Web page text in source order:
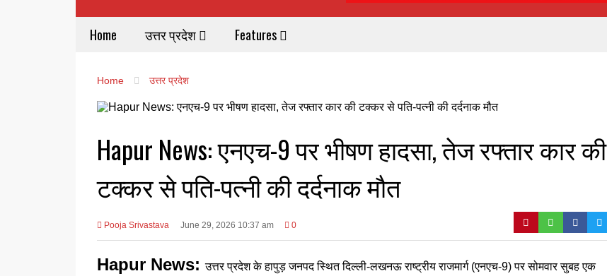
Home उत्तर प्रदेश Features
Home उत्तर प्रदेश
Hapur News: एनएच-9 पर भीषण हादसा, तेज रफ्तार कार की
टक्कर से पति-पत्नी की दर्दनाक मौत
Pooja Srivastava June 29, 2026 10:37 am 0
Hapur News: उत्तर प्रदेश के हापुड़ जनपद स्थित दिल्ली-लखनऊ राष्ट्रीय राजमार्ग (एनएच-9) पर सोमवार सुबह एक